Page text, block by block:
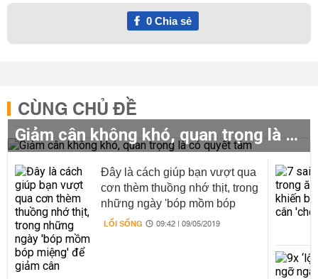
0Chia sẻ
CÙNG CHỦ ĐỀ
Giảm cân không khó, quan trọng là có quyết tâm
Đây là cách giúp bạn vượt qua
cơn thèm thuồng nhớ thịt, trong
những ngày 'bóp mồm bóp
miệng' để giảm cân
LỐI SỐNG 09:42 | 09/05/2019